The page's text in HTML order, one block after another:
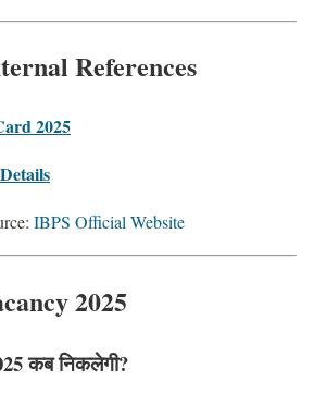
References
2025
IBPS Official Website
2025
कब निकलेगी?